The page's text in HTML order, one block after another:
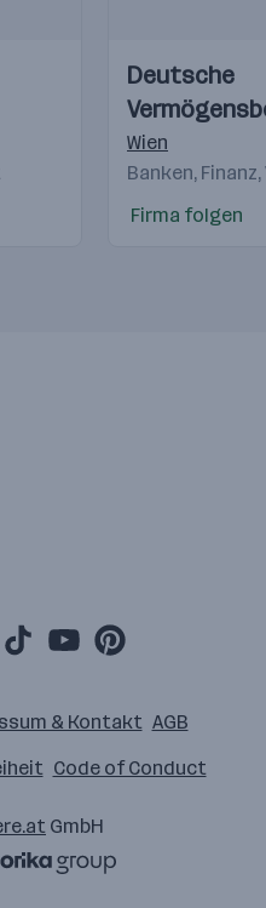
Innsbruck,Feldkirch
Videos
Einblicke
Einblicke
Deutsche
AG
Wien
Banken,
Firma folgen
& Kontakt AGB
Code of Conduct
GmbH